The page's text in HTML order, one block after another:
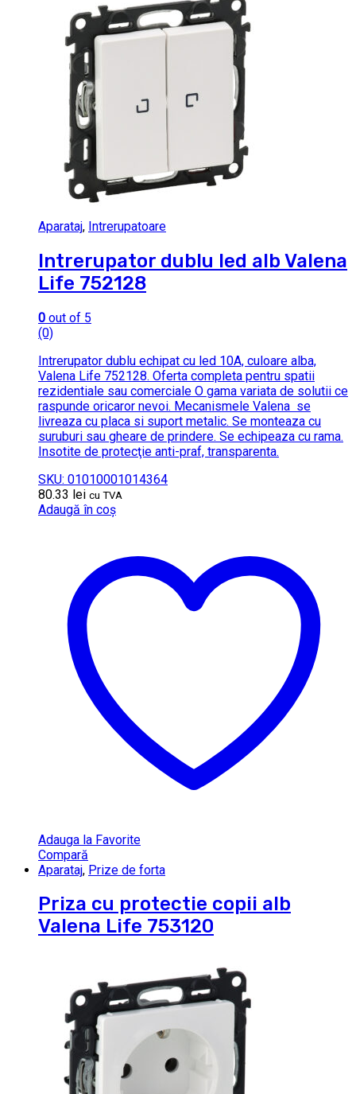
Aparataj, Intrerupatoare
Intrerupator dublu led alb Valena
Life 752128
0 out of 5
(0)
Intrerupator dublu echipat cu led 10A, culoare alba,
Valena Life 752128. Oferta completa pentru spatii
rezidentiale sau comerciale O gama variata de solutii ce
raspunde oricaror nevoi. Mecanismele Valena se
livreaza cu placa si suport metalic. Se monteaza cu
suruburi sau gheare de prindere. Se echipeaza cu rama.
Insotite de protecţie anti-praf, transparenta.
SKU: 01010001014364
80.33 lei cu TVA
Adaugă în coș
Adauga la Favorite
Compară
Aparataj, Prize de forta
Priza cu protectie copii alb
Valena Life 753120